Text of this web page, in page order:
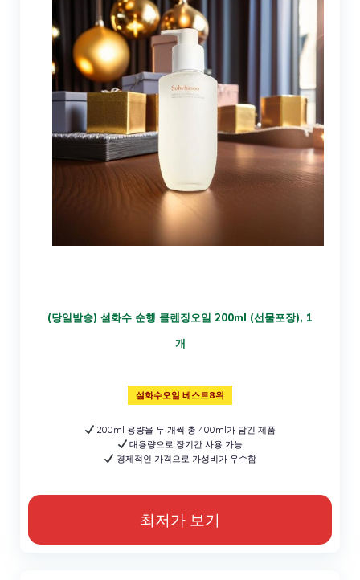
(당일발송) 설화수 순행 클렌징오일 200ml (선물포장), 1
개
설화수오일 베스트8위
200ml 용량을 두 개씩 총 400ml가 담긴 제품
대용량으로 장기간 사용 가능
경제적인 가격으로 가성비가 우수함
최저가 보기